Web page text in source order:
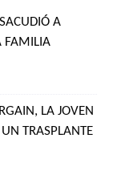
A
FAMILIA
LA JOVEN
UN TRASPLANTE